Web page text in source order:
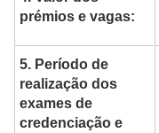
prémios e vagas:
5. Período de
realização dos
exames de
credenciação e